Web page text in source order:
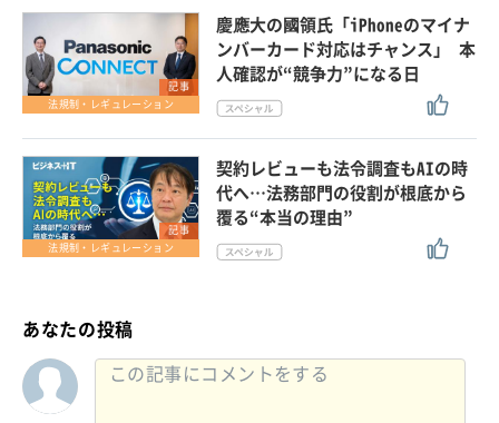
記事
法規制・レギュレーション
慶應大の國領氏「iPhoneのマイナ
ンバーカード対応はチャンス」 本
人確認が“競争力”になる日
記事
法規制・レギュレーション
契約レビューも法令調査もAIの時
代へ…法務部門の役割が根底から
覆る“本当の理由”
あなたの投稿